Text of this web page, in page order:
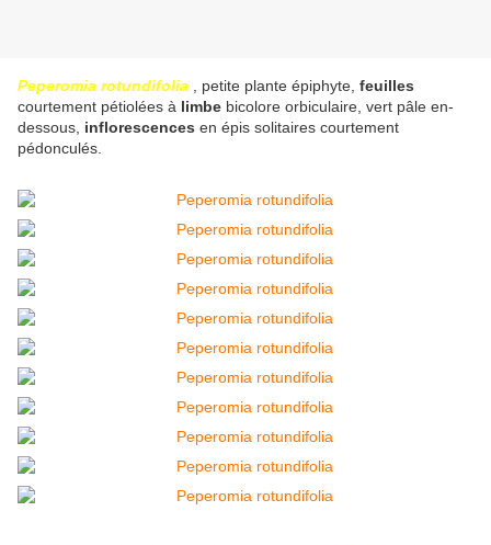
Peperomia rotundifolia , petite plante épiphyte, feuilles
courtement pétiolées à limbe bicolore orbiculaire, vert pâle en-
dessous, inflorescences en épis solitaires courtement
pédonculés.